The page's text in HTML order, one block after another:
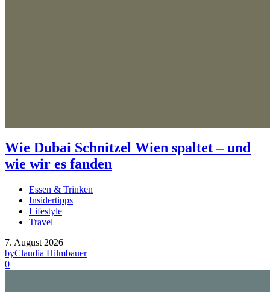
Wie Dubai Schnitzel Wien spaltet – und
wie wir es fanden
Essen & Trinken
Insidertipps
Lifestyle
Travel
7. August 2026
byClaudia Hilmbauer
0